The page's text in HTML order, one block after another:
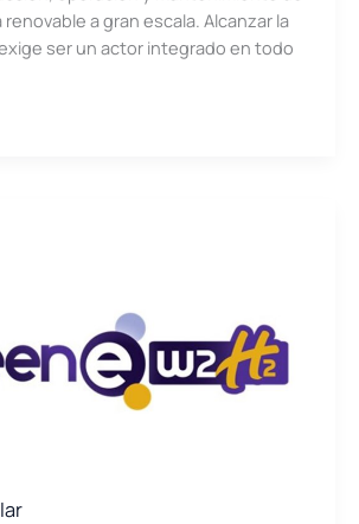
a gran escala. Alcanzar la
ser un actor integrado en todo